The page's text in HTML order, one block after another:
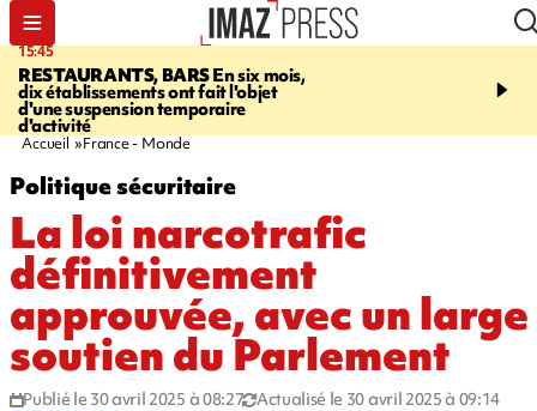
15:45
RESTAURANTS, BARSEn six mois,
dix établissements ont fait l'objet
d'une suspension temporaire
d'activité
17:17
Angeles, un homme vit
Accueil France - Monde
Politique sécuritaire
La loi narcotrafic
définitivement
approuvée, avec un large
soutien du Parlement
Publié le 30 avril 2025 à 08:27 Actualisé le 30 avril 2025 à 09:14